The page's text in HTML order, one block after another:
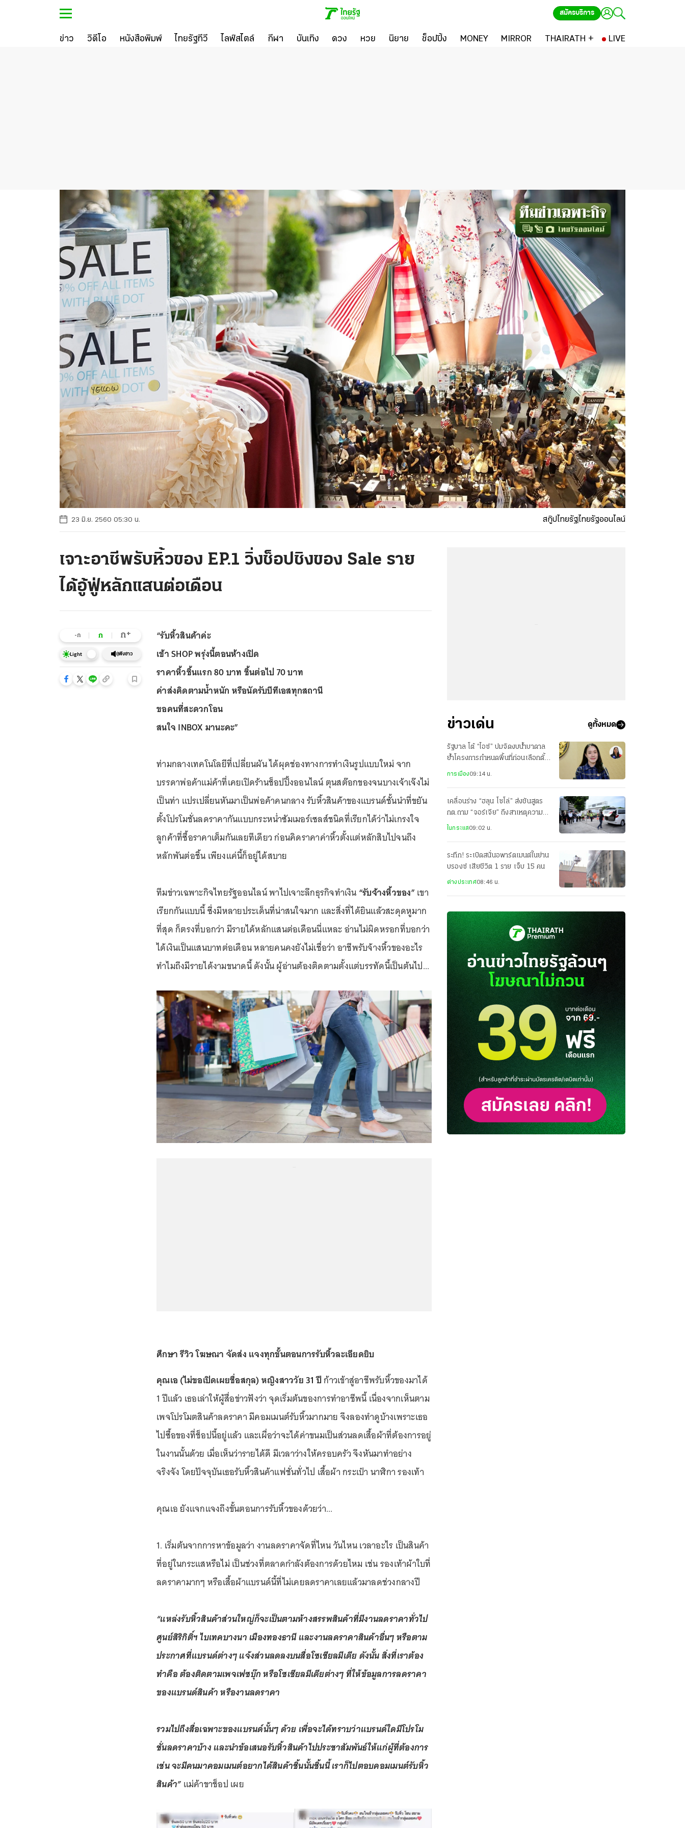
สมัครบริการ
ข่าว วิดีโอ หนังสือพิมพ์ ไทยรัฐทีวี ไลฟ์สไตล์ กีฬา บันเทิง ดวง หวย นิยาย ช็อปปิ้ง MONEY MIRROR THAIRATH + LIVE
23 มิ.ย. 2560 05:30 น. สกู๊ปไทยรัฐไทยรัฐออนไลน์
เจาะอาชีพรับหิ้วของ EP.1 วิ่งช็อปชิงของ Sale ราย
ได้อู้ฟู่หลักแสนต่อเดือน
-ก ก ก+
Light ฟังข่าว
“รับหิ้วสินค้าค่ะ
เข้า SHOP พรุ่งนี้ตอนห้างเปิด
ราคาหิ้วชิ้นแรก 80 บาท ชิ้นต่อไป 70 บาท
ค่าส่งคิดตามน้ำหนัก หรือนัดรับบีทีเอสทุกสถานี
ขอคนที่สะดวกโอน
สนใจ INBOX มานะคะ”
ท่ามกลางเทคโนโลยีที่เปลี่ยนผัน ได้ผุดช่องทางการทำเงินรูปแบบใหม่ จาก
บรรดาพ่อค้าแม่ค้าที่เคยเปิดร้านช็อปปิ้งออนไลน์ ตุนสต๊อกของจนบางเจ้าเจ๊งไม่
เป็นท่า แปรเปลี่ยนหันมาเป็นพ่อค้าคนกลาง รับหิ้วสินค้าของแบรนด์ชั้นนำที่ขยัน
ตั้งโปรโมชั่นลดราคากันแบบกระหน่ำซัมเมอร์เซลส์ชนิดที่เรียกได้ว่าไม่เกรงใจ
ลูกค้าที่ซื้อราคาเต็มกันเลยทีเดียว ก่อนคิดราคาค่าหิ้วตั้งแต่หลักสิบไปจนถึง
หลักพันต่อชิ้น เพียงแค่นี้ก็อยู่ได้สบาย
ทีมข่าวเฉพาะกิจไทยรัฐออนไลน์ พาไปเจาะลึกธุรกิจทำเงิน “รับจ้างหิ้วของ” เขา
เรียกกันแบบนี้ ซึ่งมีหลายประเด็นที่น่าสนใจมาก และสิ่งที่ได้ยินแล้วสะดุดหูมาก
ที่สุด ก็ตรงที่บอกว่า มีรายได้หลักแสนต่อเดือนนี่แหละ อ่านไม่ผิดหรอกที่บอกว่า
ได้เงินเป็นแสนบาทต่อเดือน หลายคนคงยังไม่เชื่อว่า อาชีพรับจ้างหิ้วของอะไร
ทำไมถึงมีรายได้งามขนาดนี้ ดังนั้น ผู้อ่านต้องติดตามตั้งแต่บรรทัดนี้เป็นต้นไป...
ศึกษา รีวิว โฆษณา จัดส่ง แจงทุกขั้นตอนการรับหิ้วละเอียดยิบ
คุณเอ (ไม่ขอเปิดเผยชื่อสกุล) หญิงสาววัย 31 ปีก้าวเข้าสู่อาชีพรับหิ้วของมาได้
1 ปีแล้ว เธอเล่าให้ผู้สื่อข่าวฟังว่า จุดเริ่มต้นของการทำอาชีพนี้ เนื่องจากเห็นตาม
เพจโปรโมตสินค้าลดราคา มีคอมเมนต์รับหิ้วมากมาย จึงลองทำดูบ้างเพราะเธอ
ไปซื้อของที่ช็อปนี้อยู่แล้ว และเผื่อว่าจะได้ค่าขนมเป็นส่วนลดเสื้อผ้าที่ต้องการอยู่
ในงานนั้นด้วย เมื่อเห็นว่ารายได้ดี มีเวลาว่างให้ครอบครัว จึงหันมาทำอย่าง
จริงจัง โดยปัจจุบันเธอรับหิ้วสินค้าแฟชั่นทั่วไป เสื้อผ้า กระเป๋า นาฬิกา รองเท้า
คุณเอ ยังแจกแจงถึงขั้นตอนการรับหิ้วของด้วยว่า...
1. เริ่มต้นจากการหาข้อมูลว่า งานลดราคาจัดที่ไหน วันไหน เวลาอะไร เป็นสินค้า
ที่อยู่ในกระแสหรือไม่ เป็นช่วงที่ตลาดกำลังต้องการด้วยไหม เช่น รองเท้าผ้าใบที่
ลดราคามากๆ หรือเสื้อผ้าแบรนด์นี้ที่ไม่เคยลดราคาเลยแล้วมาลดช่วงกลางปี
“แหล่งรับหิ้วสินค้าส่วนใหญ่ก็จะเป็นตามห้างสรรพสินค้าที่มีงานลดราคาทั่วไป
ศูนย์สิริกิติ์ฯ ไบเทคบางนา เมืองทองธานี และงานลดราคาสินค้าอื่นๆ หรือตาม
ประกาศที่แบรนด์ต่างๆ แจ้งส่วนลดลงบนสื่อโซเชียลมีเดีย ดังนั้น สิ่งที่เราต้อง
ทำคือ ต้องติดตามเพจเฟซบุ๊ก หรือโซเชียลมีเดียต่างๆ ที่ให้ข้อมูลการลดราคา
ของแบรนด์สินค้า หรืองานลดราคา
รวมไปถึงสื่อเฉพาะของแบรนด์นั้นๆ ด้วย เพื่อจะได้ทราบว่าแบรนด์ใดมีโปรโม
ชั่นลดราคาบ้าง และนำข้อเสนอรับหิ้วสินค้าไปประชาสัมพันธ์ให้แก่ผู้ที่ต้องการ
เช่น จะมีคนมาคอมเมนต์อยากได้สินค้าชิ้นนั้นชิ้นนี้ เราก็ไปตอบคอมเมนต์รับหิ้ว
สินค้า”แม่ค้าขาช็อป เผย
ข่าวเด่น ดูทั้งหมด
รัฐบาล โต้ “ไอซ์” ปมจัดงบน้ำบาดาล
ย้ำโครงการกำหนดพื้นที่ก่อนเลือกตั้ง
ไม่ใช่จัดสรรตามการเมือง
การเมือง09:14 น.
เคลื่อนร่าง “ฮลุน โซโล่” ส่งชันสูตร
กต.ถาม “จอร์เจีย” ถึงสาเหตุความ
ล่าช้าที่ผ่านมา
ในกระแส09:02 น.
ระทึก! ระเบิดสนั่นอพาร์ตเมนต์ในย่าน
บรองซ์ เสียชีวิต 1 ราย เจ็บ 15 คน
ต่างประเทศ08:46 น.